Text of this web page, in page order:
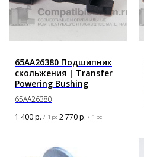
65AA26380 Подшипник
скольжения | Transfer
Powering Bushing
65AA26380
1 400р. / 1 pc 2 770р. / 1 pc